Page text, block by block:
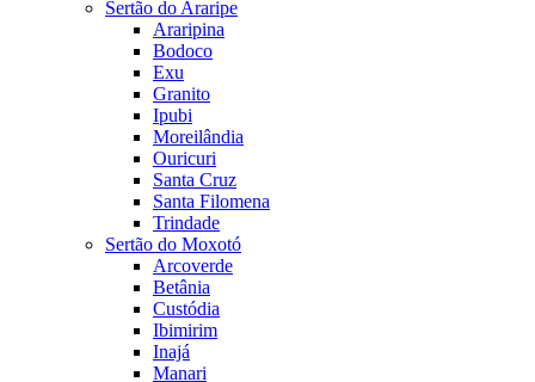
Sertão do Araripe
Araripina
Bodoco
Exu
Granito
Ipubi
Moreilândia
Ouricuri
Santa Cruz
Santa Filomena
Trindade
Sertão do Moxotó
Arcoverde
Betânia
Custódia
Ibimirim
Inajá
Manari